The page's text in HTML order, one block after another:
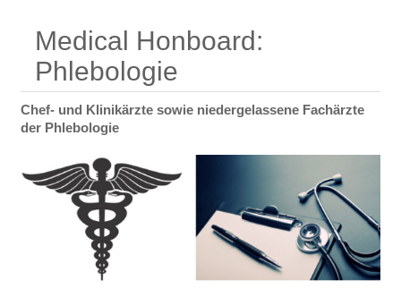
Medical Honboard:
Phlebologie
Chef- und Klinikärzte sowie niedergelassene Fachärzte
der Phlebologie